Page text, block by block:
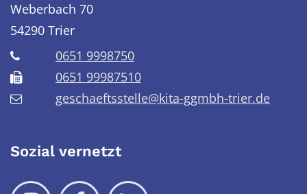
Weberbach 70
54290 Trier
0651 9998750
0651 99987510
geschaeftsstelle@kita-ggmbh-trier.de
Sozial vernetzt